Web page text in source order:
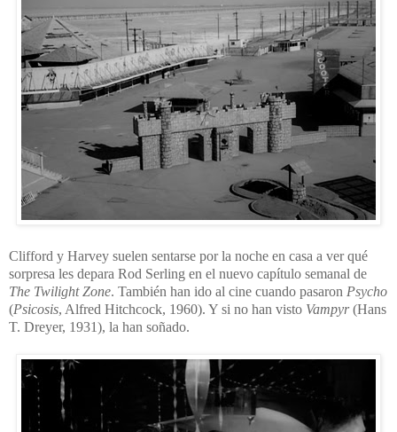
Clifford y Harvey suelen sentarse por la noche en casa a ver qué
sorpresa les depara Rod Serling en el nuevo capítulo semanal de
The Twilight Zone. También han ido al cine cuando pasaron Psycho
(Psicosis, Alfred Hitchcock, 1960). Y si no han visto Vampyr(Hans
T. Dreyer, 1931), la han soñado.